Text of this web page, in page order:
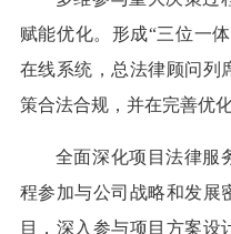
赋能优化。形成“三位一
在线系统，总法律顾问列
策合法合规，并在完善优
全面深化项目法律服
程参加与公司战略和发展
目，深入参与项目方案设